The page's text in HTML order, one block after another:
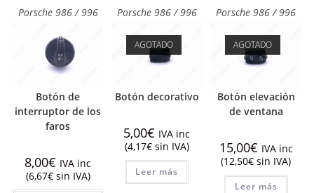
Porsche 986 / 996
Botón de
interruptor de los
faros
8,00€ IVA inc
(6,67€sin IVA)
Porsche 986 / 996
AGOTADO
Botón decorativo
5,00€ IVA inc
(4,17€sin IVA)
Leer más
Porsche 986 / 996
AGOTADO
Botón elevación
de ventana
15,00€ IVA inc
(12,50€ sin IVA)
Leer más